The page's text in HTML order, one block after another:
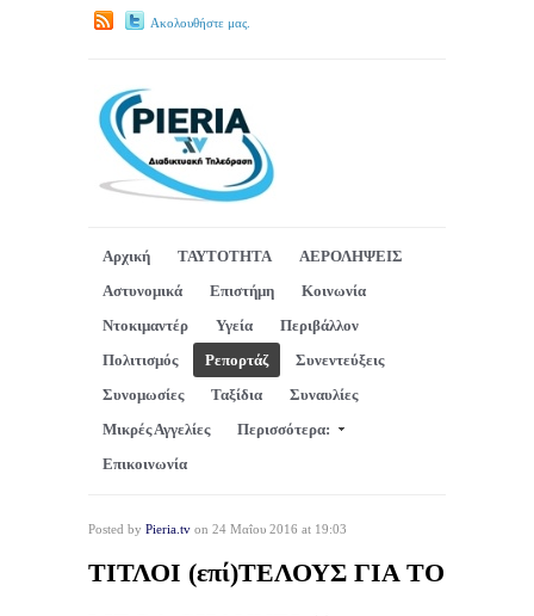
Ακολουθήστε μας.
Αρχική ΤΑΥΤΟΤΗΤΑ
ΑΕΡΟΛΗΨΕΙΣ
Αστυνομικά
Επιστήμη
Κοινωνία
Ντοκιμαντέρ
Υγεία
Περιβάλλον
Πολιτισμός
Ρεπορτάζ
Συνεντεύξεις
Συνομωσίες
Ταξίδια
Συναυλίες
Μικρές Αγγελίες
Περισσότερα:
Επικοινωνία
Posted by Pieria.tv on 24 Μαΐου 2016 at 19:03
ΤΙΤΛΟΙ (επί)ΤΕΛΟΥΣ ΓΙΑ ΤΟ